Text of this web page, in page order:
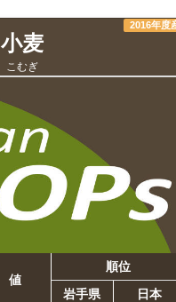
2016年度
小麦
こむぎ
値
順位
岩手県
日本